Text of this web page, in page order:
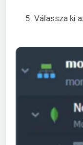
5. Válassza ki